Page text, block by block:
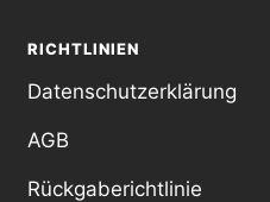
RICHTLINIEN
Datenschutzerklärung
AGB
Rückgaberichtlinie